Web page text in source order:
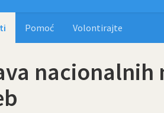
Pomoć Volontirajte
nacionalnih